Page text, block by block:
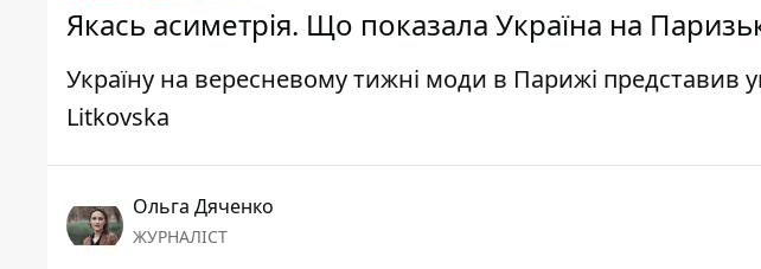
Якась асиметрія. Що показала Україна на
Україну на вересневому тижні моди в Парижі представив
Litkovska
Ольга Дяченко
ЖУРНАЛІСТ